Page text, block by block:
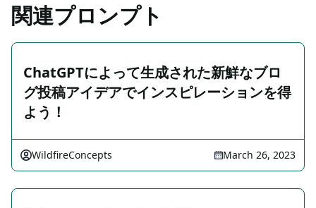
関連プロンプト
ChatGPTによって生成された新鮮なブロ
グ投稿アイデアでインスピレーションを得
よう！
WildfireConcepts March 26, 2023